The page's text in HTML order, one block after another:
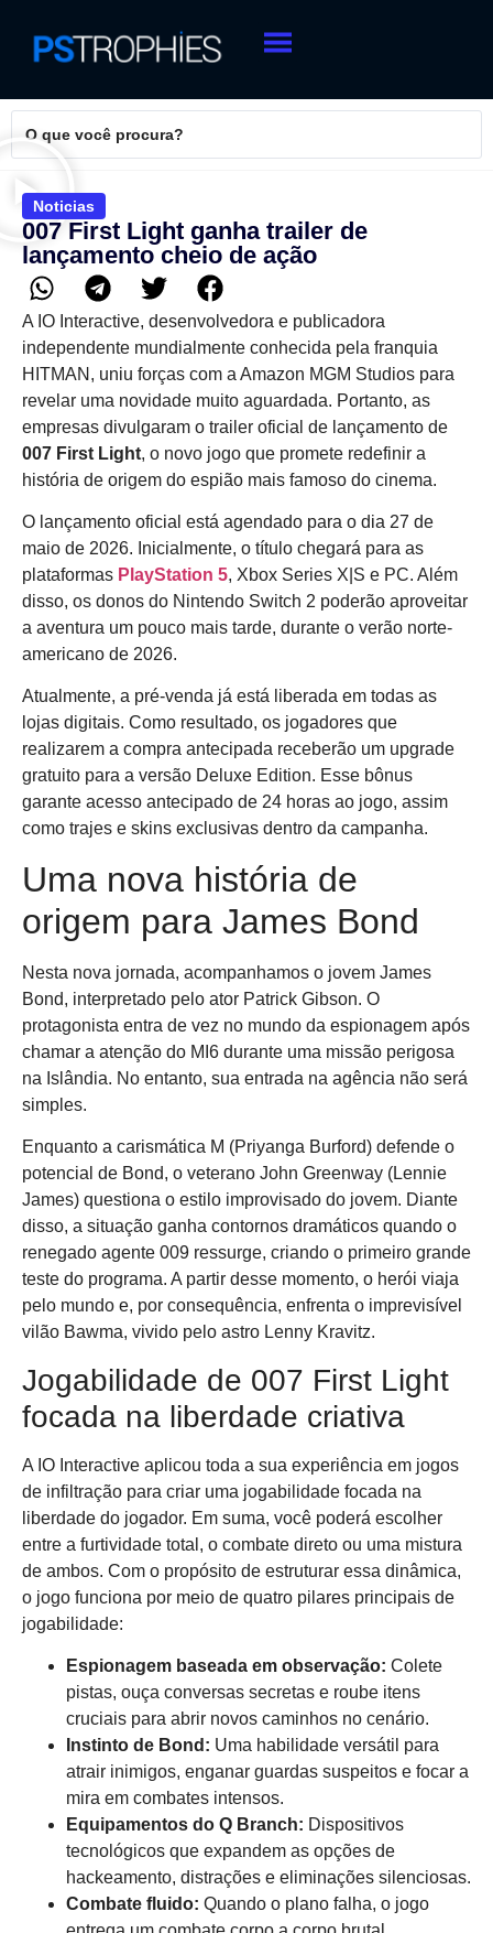
Noticias
007 First Light ganha trailer de
lançamento cheio de ação
A IO Interactive, desenvolvedora e publicadora
independente mundialmente conhecida pela franquia
HITMAN, uniu forças com a Amazon MGM Studios para
revelar uma novidade muito aguardada. Portanto, as
empresas divulgaram o trailer oficial de lançamento de
007 First Light, o novo jogo que promete redefinir a
história de origem do espião mais famoso do cinema.
O lançamento oficial está agendado para o dia 27 de
maio de 2026. Inicialmente, o título chegará para as
plataformas PlayStation 5, Xbox Series X|S e PC. Além
disso, os donos do Nintendo Switch 2 poderão aproveitar
a aventura um pouco mais tarde, durante o verão norte-
americano de 2026.
Atualmente, a pré-venda já está liberada em todas as
lojas digitais. Como resultado, os jogadores que
realizarem a compra antecipada receberão um upgrade
gratuito para a versão Deluxe Edition. Esse bônus
garante acesso antecipado de 24 horas ao jogo, assim
como trajes e skins exclusivas dentro da campanha.
Uma nova história de
origem para James Bond
Nesta nova jornada, acompanhamos o jovem James
Bond, interpretado pelo ator Patrick Gibson. O
protagonista entra de vez no mundo da espionagem após
chamar a atenção do MI6 durante uma missão perigosa
na Islândia. No entanto, sua entrada na agência não será
simples.
Enquanto a carismática M (Priyanga Burford) defende o
potencial de Bond, o veterano John Greenway (Lennie
James) questiona o estilo improvisado do jovem. Diante
disso, a situação ganha contornos dramáticos quando o
renegado agente 009 ressurge, criando o primeiro grande
teste do programa. A partir desse momento, o herói viaja
pelo mundo e, por consequência, enfrenta o imprevisível
vilão Bawma, vivido pelo astro Lenny Kravitz.
Jogabilidade de 007 First Light
focada na liberdade criativa
A IO Interactive aplicou toda a sua experiência em jogos
de infiltração para criar uma jogabilidade focada na
liberdade do jogador. Em suma, você poderá escolher
entre a furtividade total, o combate direto ou uma mistura
de ambos. Com o propósito de estruturar essa dinâmica,
o jogo funciona por meio de quatro pilares principais de
jogabilidade:
Espionagem baseada em observação: Colete
pistas, ouça conversas secretas e roube itens
cruciais para abrir novos caminhos no cenário.
Instinto de Bond: Uma habilidade versátil para
atrair inimigos, enganar guardas suspeitos e focar a
mira em combates intensos.
Equipamentos do Q Branch: Dispositivos
tecnológicos que expandem as opções de
hackeamento, distrações e eliminações silenciosas.
Combate fluido: Quando o plano falha, o jogo